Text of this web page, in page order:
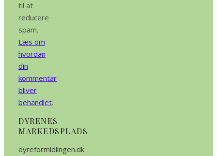
til at
reducere
spam.
Læs om
hvordan
din
kommentar
bliver
behandlet.
DYRENES
MARKEDSPLADS
dyreformidlingen.dk